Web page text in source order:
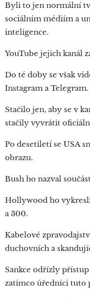
Byli to jen normální
sociálním médiím a
inteligence.
YouTube jejich kanál
Do té doby se však
Instagram a Telegram.
Stačilo jen, aby se v
stačily vyvrátit
Po desetiletí se USA
obrazu.
Bush ho nazval
Hollywood ho
a 300.
Kabelové
duchovních a
Sankce odřízly
zatímco úředníci tuto